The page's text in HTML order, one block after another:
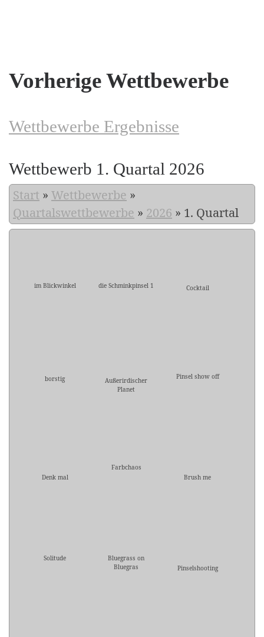
Vorherige Wettbewerbe
Wettbewerbe Ergebnisse
Wettbewerb 1. Quartal 2026
Start » Wettbewerbe »
Quartalswettbewerbe » 2026 » 1. Quartal
im Blickwinkel die Schminkpinsel 1 Cocktail
borstig
Außerirdischer
Planet
Pinsel show off
Denk mal
Farbchaos
Brush me
Solitude
Bluegrass on
Bluegras
Pinselshooting